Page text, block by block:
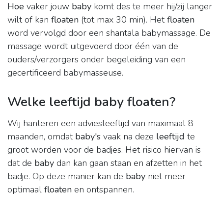
Hoe vaker jouw baby komt des te meer hij/zij langer
wilt of kan floaten (tot max 30 min). Hetfloaten
word vervolgd door een shantala babymassage. De
massage wordt uitgevoerd door één van de
ouders/verzorgers onder begeleiding van een
gecertificeerd babymasseuse.
Welke leeftijd baby floaten?
Wij hanteren een adviesleeftijd van maximaal 8
maanden, omdat baby's vaak na deze leeftijd te
groot worden voor de badjes. Het risico hiervan is
dat de baby dan kan gaan staan en afzetten in het
badje. Op deze manier kan de baby niet meer
optimaal floaten en ontspannen.